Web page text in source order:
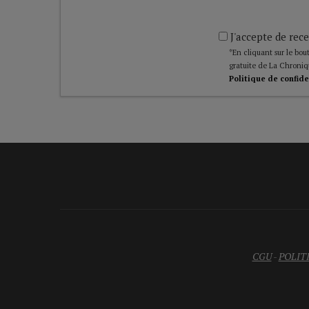
J'accepte de
*En cliquant sur le
gratuite de La
Politique de
CGU-